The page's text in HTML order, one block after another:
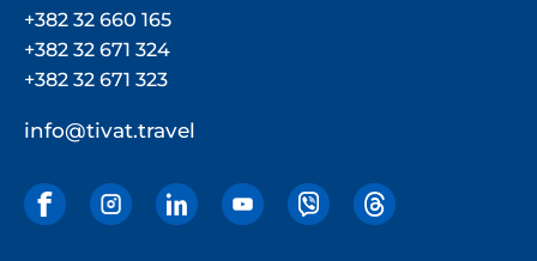
+382 32 660 165
+382 32 671 324
+382 32 671 323
info@tivat.travel